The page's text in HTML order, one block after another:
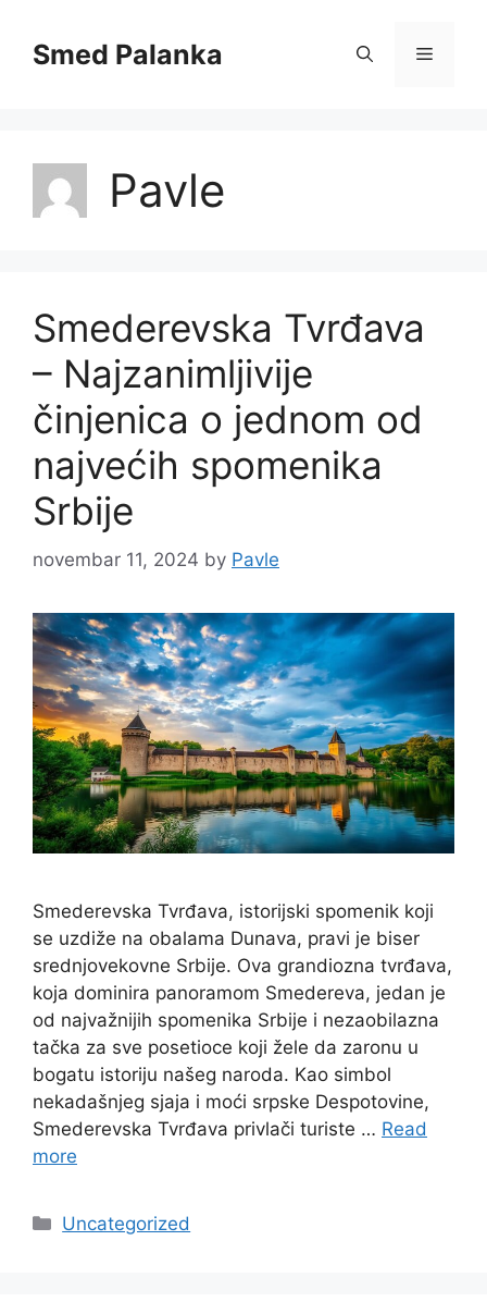
contentSmed Palanka Menu
Pavle
Smederevska Tvrđava
– Najzanimljivije
činjenica o jednom od
najvećih spomenika
Srbije
novembar 11, 2024 by Pavle
Smederevska Tvrđava, istorijski spomenik koji
se uzdiže na obalama Dunava, pravi je biser
srednjovekovne Srbije. Ova grandiozna tvrđava,
koja dominira panoramom Smedereva, jedan je
od najvažnijih spomenika Srbije i nezaobilazna
tačka za sve posetioce koji žele da zaronu u
bogatu istoriju našeg naroda. Kao simbol
nekadašnjeg sjaja i moći srpske Despotovine,
Smederevska Tvrđava privlači turiste … Read
more
Categories
Uncategorized